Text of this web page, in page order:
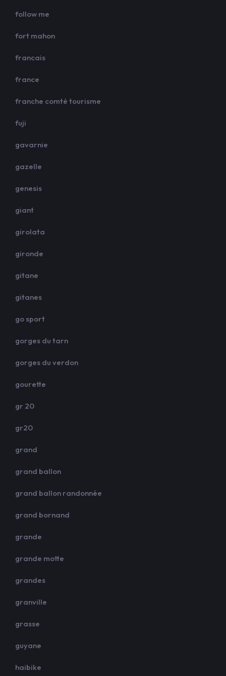
follow me
fort mahon
francais
france
franche comté tourisme
fuji
gavarnie
gazelle
genesis
giant
girolata
gironde
gitane
gitanes
go sport
gorges du tarn
gorges du verdon
gourette
gr 20
gr20
grand
grand ballon
grand ballon randonnée
grand bornand
grande
grande motte
grandes
granville
grasse
guyane
haibike